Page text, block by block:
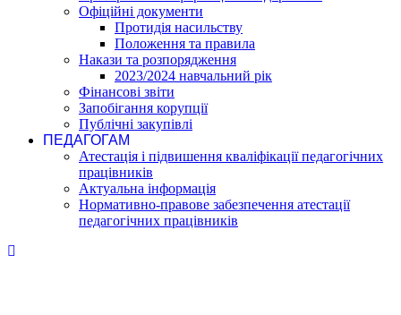
Офіційні документи
Протидія насильству
Положення та правила
Накази та розпорядження
2023/2024 навчальний рік
Фінансові звіти
Запобігання корупції
Публічні закупівлі
ПЕДАГОГАМ
Атестація і підвишення кваліфікації педагогічних
працівників
Актуальна інформація
Нормативно-правове забезпечення атестації
педагогічних працівників